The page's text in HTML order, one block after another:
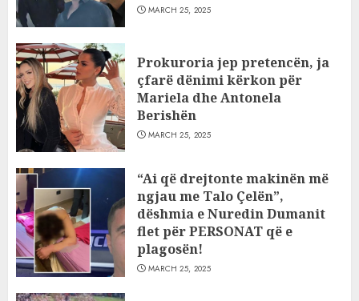
MARCH 25, 2025
Prokuroria jep pretencën, ja
çfarë dënimi kërkon për
Mariela dhe Antonela
Berishën
MARCH 25, 2025
“Ai që drejtonte makinën më
ngjau me Talo Çelën”,
dëshmia e Nuredin Dumanit
flet për PERSONAT që e
plagosën!
MARCH 25, 2025